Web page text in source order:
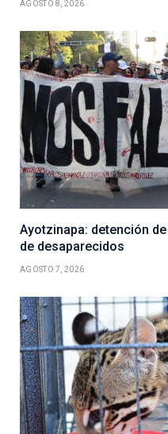
AGOSTO 8, 2026
Ayotzinapa: detención
de desaparecidos
AGOSTO 7, 2026